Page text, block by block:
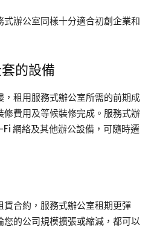
辦公室同樣十分適合初創企業和
的設備
，租用服務式辦公室所需的前期成
費用及等候裝修完成。服務式辦
網絡及其他辦公設備，可隨時遷
合約，服務式辦公室租期更彈
的公司規模擴張或縮減，都可以